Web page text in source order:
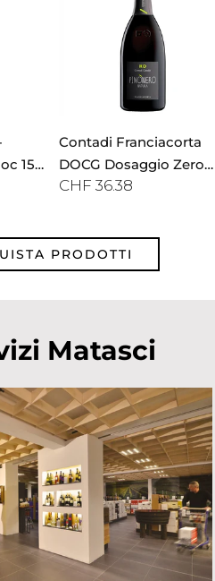
150
Contadi Franciacorta
DOCG Dosaggio Zero
Pinonero Riserva 75 CL
CHF 36.38
PRODOTTI
Matasci